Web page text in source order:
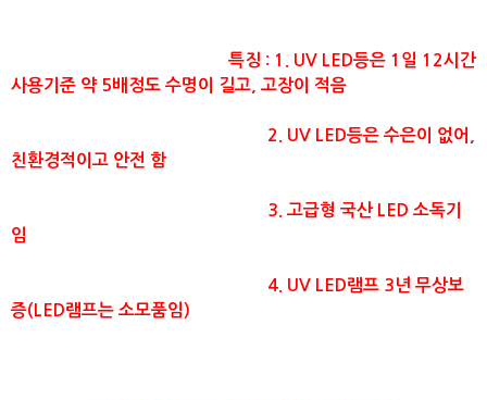
특징 : 1. UV LED등은 1일 12시간
사용기준 약 5배정도 수명이 길고, 고장이 적음
2. UV LED등은 수은이 없어,
친환경적이고 안전 함
3. 고급형 국산 LED 소독기
임
4. UV LED램프 3년 무상보
증(LED램프는 소모품임)